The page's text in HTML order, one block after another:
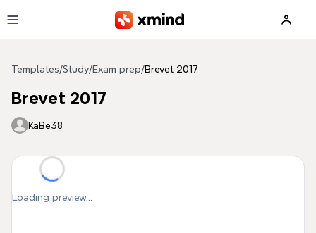
Templates/Study/Exam prep/Brevet 2017
Brevet 2017
KaBe38
Loading preview...